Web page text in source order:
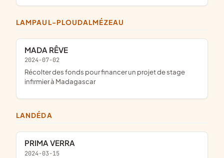
LAMPAUL-PLOUDALMÉZEAU
MADA RÊVE
2024-07-02
récolter des fonds pour financer un projet de stage
infirmier à Madagascar
LANDÉDA
PRIMA VERRA
2024-03-15